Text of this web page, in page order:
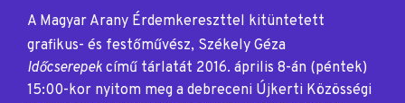
A Magyar Arany Érdemkereszttel kitüntetett
grafikus- és festőművész, Székely Géza
Időcserepek című tárlatát 2016. április 8-án (péntek)
15:00-kor nyitom meg a debreceni Újkerti Közösségi